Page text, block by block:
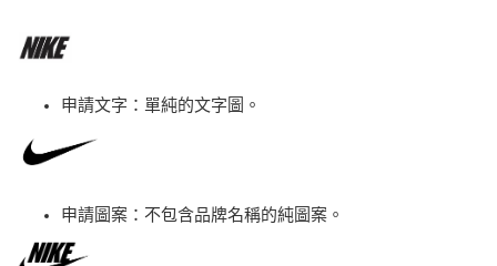
申請文字：單純的文字圖。
申請圖案：不包含品牌名稱的純圖案。